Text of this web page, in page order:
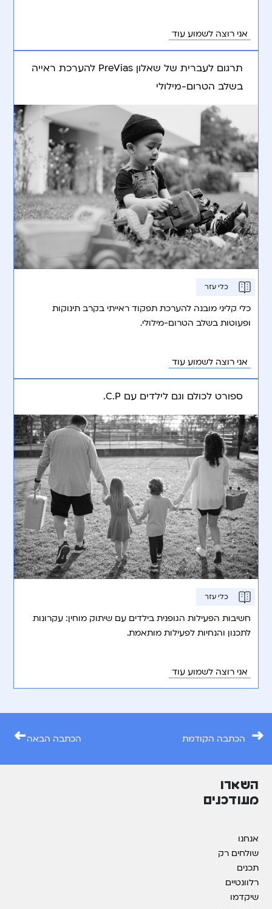
אני רוצה לשמוע עוד
תרגום לעברית של שאלון PreVias להערכת ראייה
בשלב הטרום-מילולי
כלי עזר
כלי קליני מובנה להערכת תפקוד ראייתי בקרב תינוקות
ופעוטות בשלב הטרום-מילולי.
אני רוצה לשמוע עוד
ספורט לכולם וגם לילדים עם C.P.
כלי עזר
חשיבות הפעילות הגופנית בילדים עם שיתוק מוחין: עקרונות
לתכנון והנחיות לפעילות מותאמת.
אני רוצה לשמוע עוד
→ הכתבה הקודמת הכתבה הבאה←
השארו
מעודכנים
אנחנו
שולחים רק
תכנים
רלוונטיים
שיקדמו